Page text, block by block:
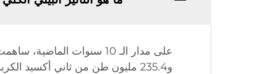
و235.4 مليون طن من ثاني أكسيد الكربون.